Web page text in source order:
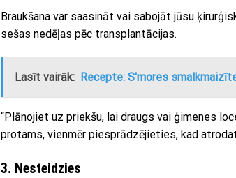
Braukšana var saasināt vai sabojāt jūsu
sešas nedēļas pēc transplantācijas.
Lasīt vairāk: Recepte: S'mores
“Plānojiet uz priekšu, lai draugs vai ģimenes
protams, vienmēr piesprādzējieties, kad
3. Nesteidzies